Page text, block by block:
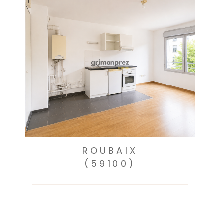
point de départ.
Cependant, pour une évaluation plus précise, nous vous
encourageons à opter pour notre expertise
professionnelle. Notre équipe combine l'analyse des
données du marché avec une compréhension
approfondie du contexte local pour vous fournir une
estimation immobilière à pertinente et ajustée à la
réalité.
ROUBAIX
(59100)